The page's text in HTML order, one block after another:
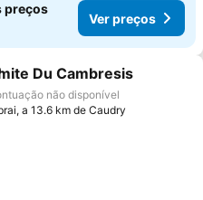
preços
Ver preços
aos favoritos
Du Cambresis
não disponível
a 13.6 km de Caudry